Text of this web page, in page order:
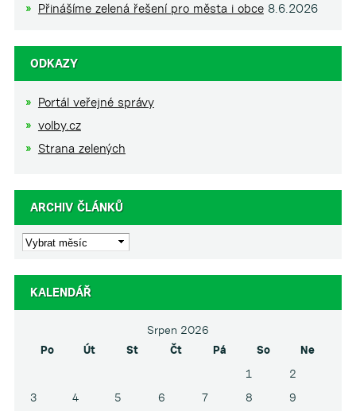
Přinášíme zelená řešení pro města i obce 8.6.2026
ODKAZY
Portál veřejné správy
volby.cz
Strana zelených
ARCHIV ČLÁNKŮ
KALENDÁŘ
Srpen 2026
Po
Út St Čt Pá So
Ne
1
2
3
4 5 6 7 8
9